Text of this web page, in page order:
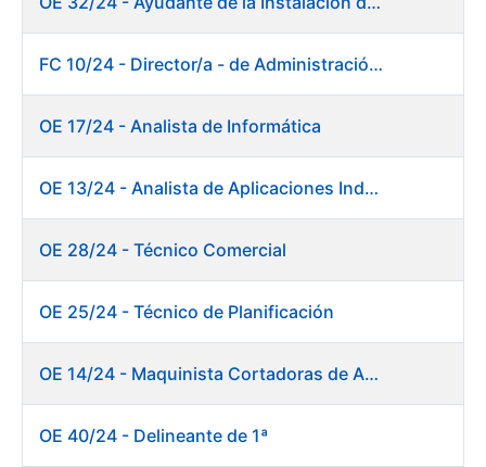
Mostrar/Ocultar FC 10/24 - Director/a - de Administración Financiera
OE 17/24 - Analista de Informática
OE 13/24 - Analista de Aplicaciones Industriales
OE 28/24 - Técnico Comercial
OE 25/24 - Técnico de Planificación
OE 14/24 - Maquinista Cortadoras de Acabado Máquina de Papel
OE 40/24 - Delineante de 1ª